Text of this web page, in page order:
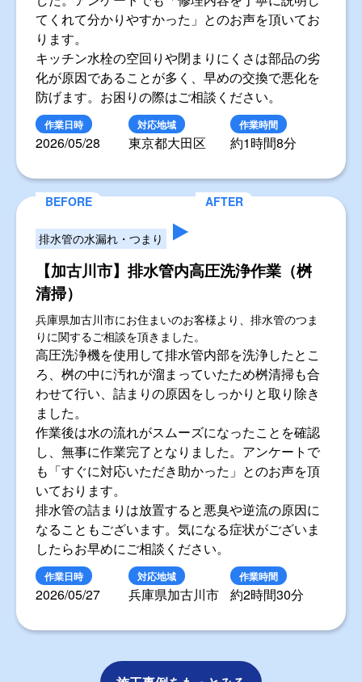
キッチンつまり・水漏れ
【大田区】キッチン水栓修理（給水栓上
部交換）
東京都大田区にお住まいのお客様より、キッチン水栓が
空回りして閉まらないとのご相談を頂きました。
現地で確認したところ、給水栓上部の劣化が原因
（SANEI PR18A-13）を新品に交換し、その他部
品の取付も合わせて行いました。
作業時間は約1時間強。交換後は水栓の操作がス
ムーズになったことを確認して作業完了となりま
した。アンケートでも「修理内容を丁寧に説明し
てくれて分かりやすかった」とのお声を頂いてお
ります。
キッチン水栓の空回りや閉まりにくさは部品の劣
化が原因であることが多く、早めの交換で悪化を
防げます。お困りの際はご相談ください。
作業日時
2026/05/28
対応地域
東京都大田区
作業時間
約1時間8分
排水管の水漏れ・つまり
【加古川市】排水管内高圧洗浄作業（桝
清掃）
兵庫県加古川市にお住まいのお客様より、排水管のつま
りに関するご相談を頂きました。
ろ、桝の中に汚れが溜まっていたため桝清掃も合